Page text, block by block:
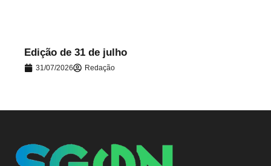
Edição de 31 de julho
31/07/2026 Redação